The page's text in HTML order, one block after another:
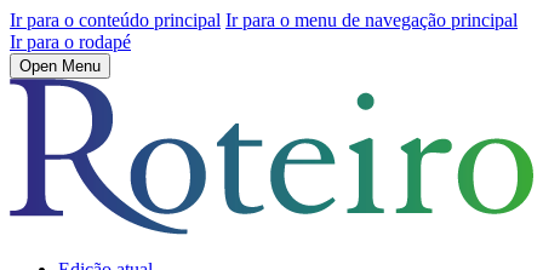
Ir para o conteúdo principal Ir para o menu de navegação principal
Ir para o rodapé
Open Menu